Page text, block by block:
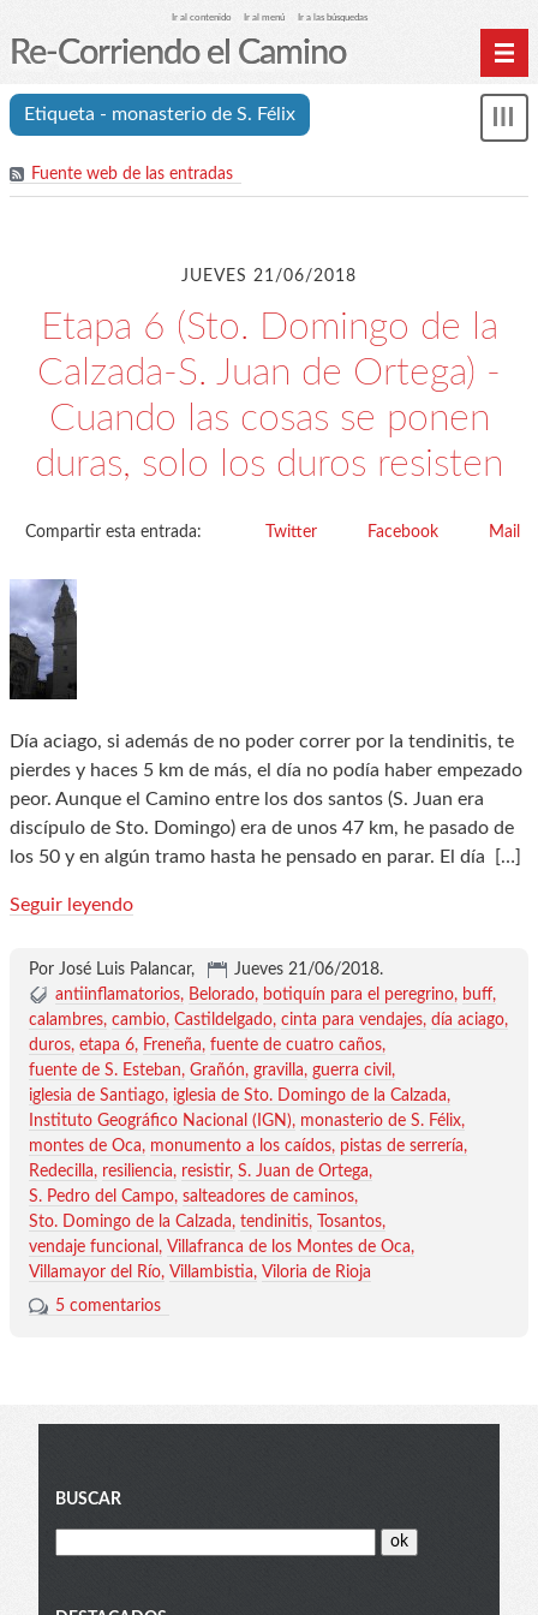
Ir al contenido Ir al menú Ir a las búsquedas
Re-Corriendo el Camino
Inicio
Índice analítico (etiquetas)
Etiqueta - monasterio de S. Félix
Fuente web de las entradas
JUEVES 21/06/2018
Etapa 6 (Sto. Domingo de la
Calzada-S. Juan de Ortega) -
Cuando las cosas se ponen
duras, solo los duros resisten
Compartir esta entrada: Twitter Facebook Mail
Día aciago, si además de no poder correr por la tendinitis, te
pierdes y haces 5 km de más, el día no podía haber empezado
peor. Aunque el Camino entre los dos santos (S. Juan era
discípulo de Sto. Domingo) era de unos 47 km, he pasado de
los 50 y en algún tramo hasta he pensado en parar. El día
[…]
Seguir leyendo
Por José Luis Palancar, Jueves 21/06/2018.
antiinflamatorios
Belorado botiquín para el peregrino
buff
calambres cambio Castildelgado cinta para vendajes día aciago
duros etapa 6 Freneña fuente de cuatro caños
fuente de S. Esteban Grañón gravilla guerra civil
iglesia de Santiago iglesia de Sto. Domingo de la Calzada
Instituto Geográfico Nacional (IGN)
monasterio de S. Félix
montes de Oca
monumento a los caídos pistas de serrería
Redecilla
resiliencia resistir S. Juan de Ortega
S. Pedro del Campo salteadores de caminos
Sto. Domingo de la Calzada tendinitis
Tosantos
vendaje funcional
Villafranca de los Montes de Oca
Villamayor del Río Villambistia
Viloria de Rioja
5 comentarios
Blog
menu
BUSCAR